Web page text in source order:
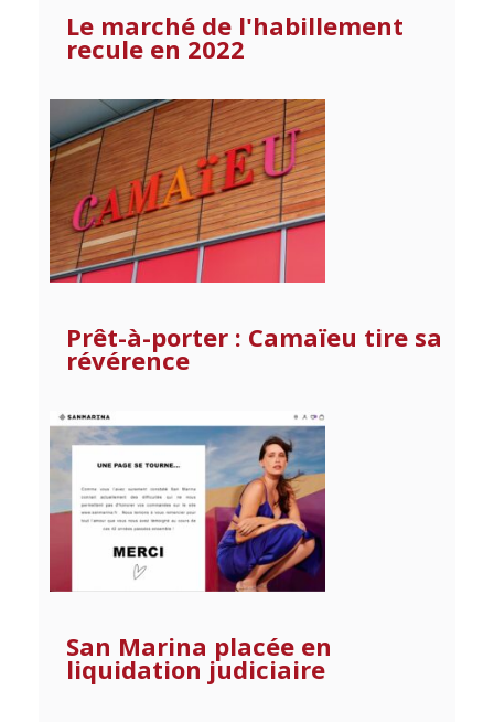
Le marché de l'habillement
recule en 2022
Prêt-à-porter : Camaïeu tire sa
révérence
San Marina placée en
liquidation judiciaire